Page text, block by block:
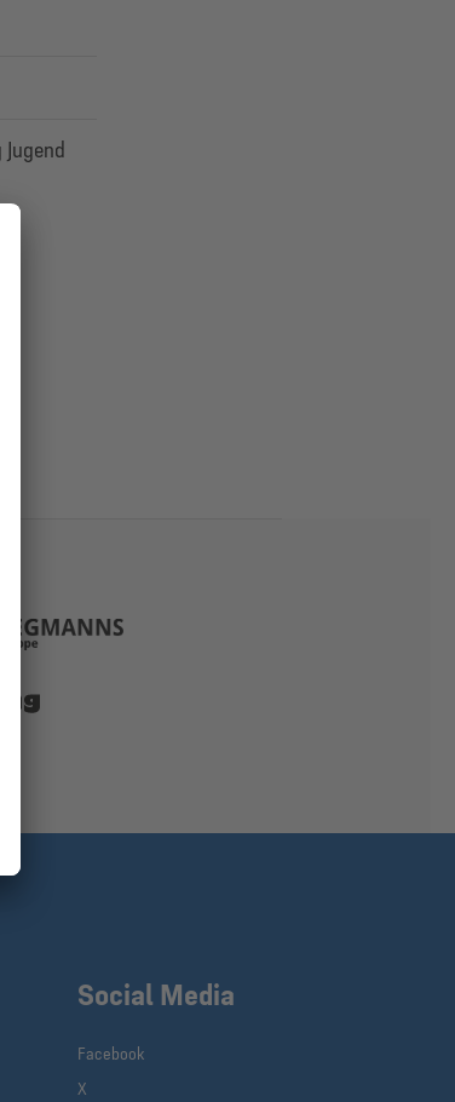
Social Media
Facebook
X